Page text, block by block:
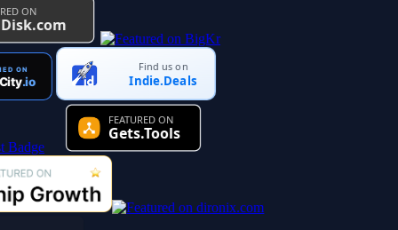
Find us on
Indie.Deals